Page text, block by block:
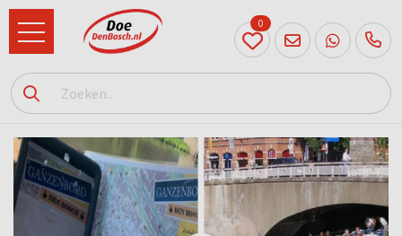
073
614
89 72
0